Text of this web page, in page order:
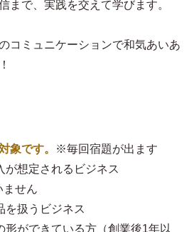
まで、実践を交えて学びます。
コミュニケーションで和気あいあ
象です。
※毎回宿題が出ます
が想定されるビジネス
せん
を扱うビジネス
ができている方（創業後1年以